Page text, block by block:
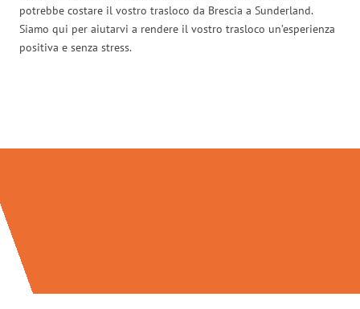
potrebbe costare il vostro trasloco da Brescia a Sunderland.
Siamo qui per aiutarvi a rendere il vostro trasloco un’esperienza
positiva e senza stress.